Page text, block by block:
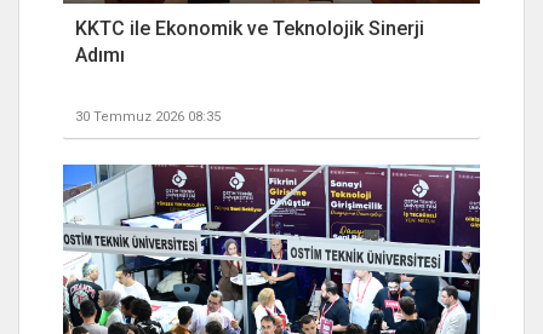
KKTC ile Ekonomik ve Teknolojik Sinerji
Adımı
30 Temmuz 2026 08:35